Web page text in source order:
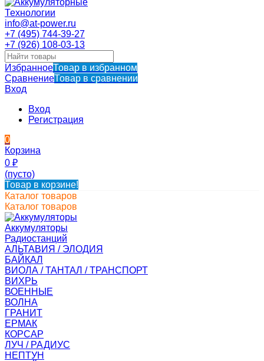
info@at-power.ru
+7 (495) 744-39-27
+7 (926) 108-03-13
ИзбранноеТовар в избранном
СравнениеТовар в сравнении
Вход
Вход
Регистрация
0
Корзина
0 ₽
(пусто)
Товар в корзине!
Каталог товаров
Каталог товаров
Аккумуляторы
Радиостанций
АЛЬТАВИЯ / ЭЛОДИЯ
БАЙКАЛ
ВИОЛА / ТАНТАЛ / ТРАНСПОРТ
ВИХРЬ
ВОЕННЫЕ
ВОЛНА
ГРАНИТ
ЕРМАК
КОРСАР
ЛУЧ / РАДИУС
НЕПТУН